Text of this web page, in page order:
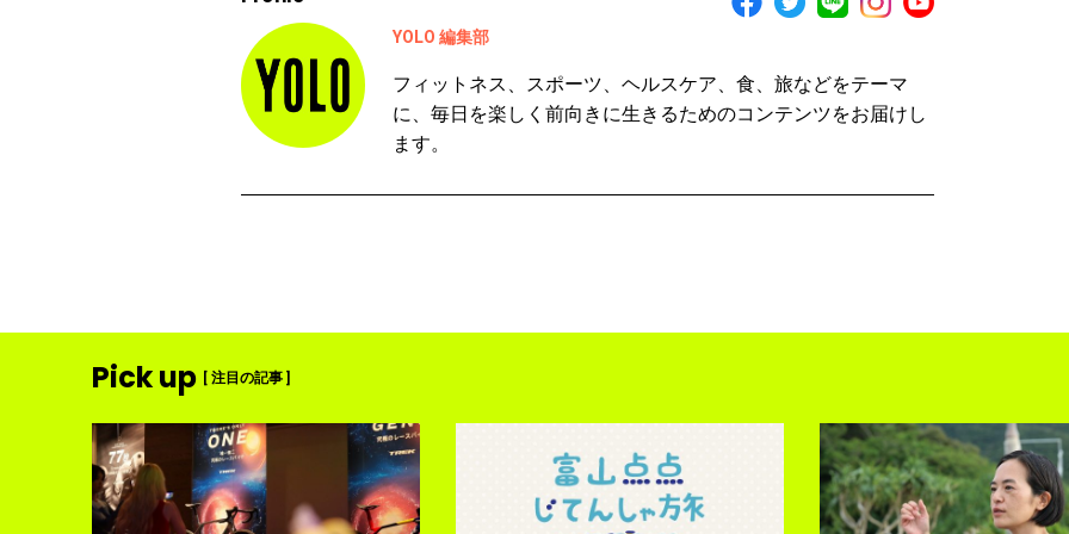
YOLO 編集部
フィットネス、スポーツ、ヘルスケア、食、旅などをテーマ
に、毎日を楽しく前向きに生きるためのコンテンツをお届けし
ます。
Pick up [ 注目の記事 ]